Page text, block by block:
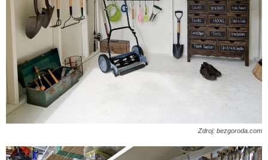
Zdroj: bezgoroda.com